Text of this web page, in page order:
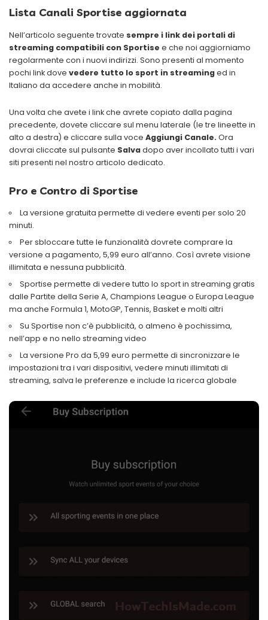
Lista Canali Sportise aggiornata
Nell’articolo seguente trovate sempre i link dei portali di
streaming compatibili con Sportise e che noi aggiorniamo
regolarmente con i nuovi indirizzi. Sono presenti al momento
pochi link dove vedere tutto lo sport in streaminged in
Italiano da accedere anche in mobilità.
Una volta che avete i link che avrete copiato dalla pagina
precedente, dovete cliccare sul menu laterale (le tre lineette in
alto a destra) e cliccare sulla voce Aggiungi Canale. Ora
dovrai cliccate sul pulsante Salvadopo aver incollato tutti i vari
siti presenti nel nostro articolo dedicato.
Pro e Contro di Sportise
La versione gratuita permette di vedere eventi per solo 20
minuti.
Per sbloccare tutte le funzionalità dovrete comprare la
versione a pagamento, 5,99 euro all’anno. Così avrete visione
illimitata e nessuna pubblicità.
Sportise permette di vedere tutto lo sport in streaming gratis
dalle Partite della Serie A, Champions League o Europa League
ma anche Formula 1, MotoGP, Tennis, Basket e molti altri
Su Sportise non c’è pubblicità, o almeno è pochissima,
nell’app e no nello streaming video
La versione Pro da 5,99 euro permette di sincronizzare le
impostazioni tra i vari dispositivi, vedere minuti illimitati di
streaming, salva le preferenze e include la ricerca globale